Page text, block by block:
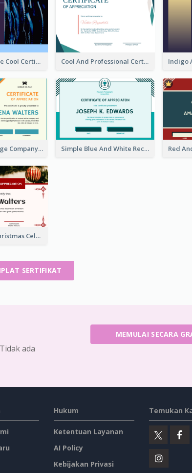
Dark Cyber Vibe Cool Certificate Design Cool And Professional Certificate Design For Recommendation
Blue And Orange Company Triangles With Badge Certificate Simple Blue And White Rectangle Certificate
Red Elegant Christmas Celebration Certificate
SERTIFIKAT
ada
MEMULAI SECARA
Hukum
Ketentuan Layanan
AI Policy
Kebijakan Privasi
Temukan